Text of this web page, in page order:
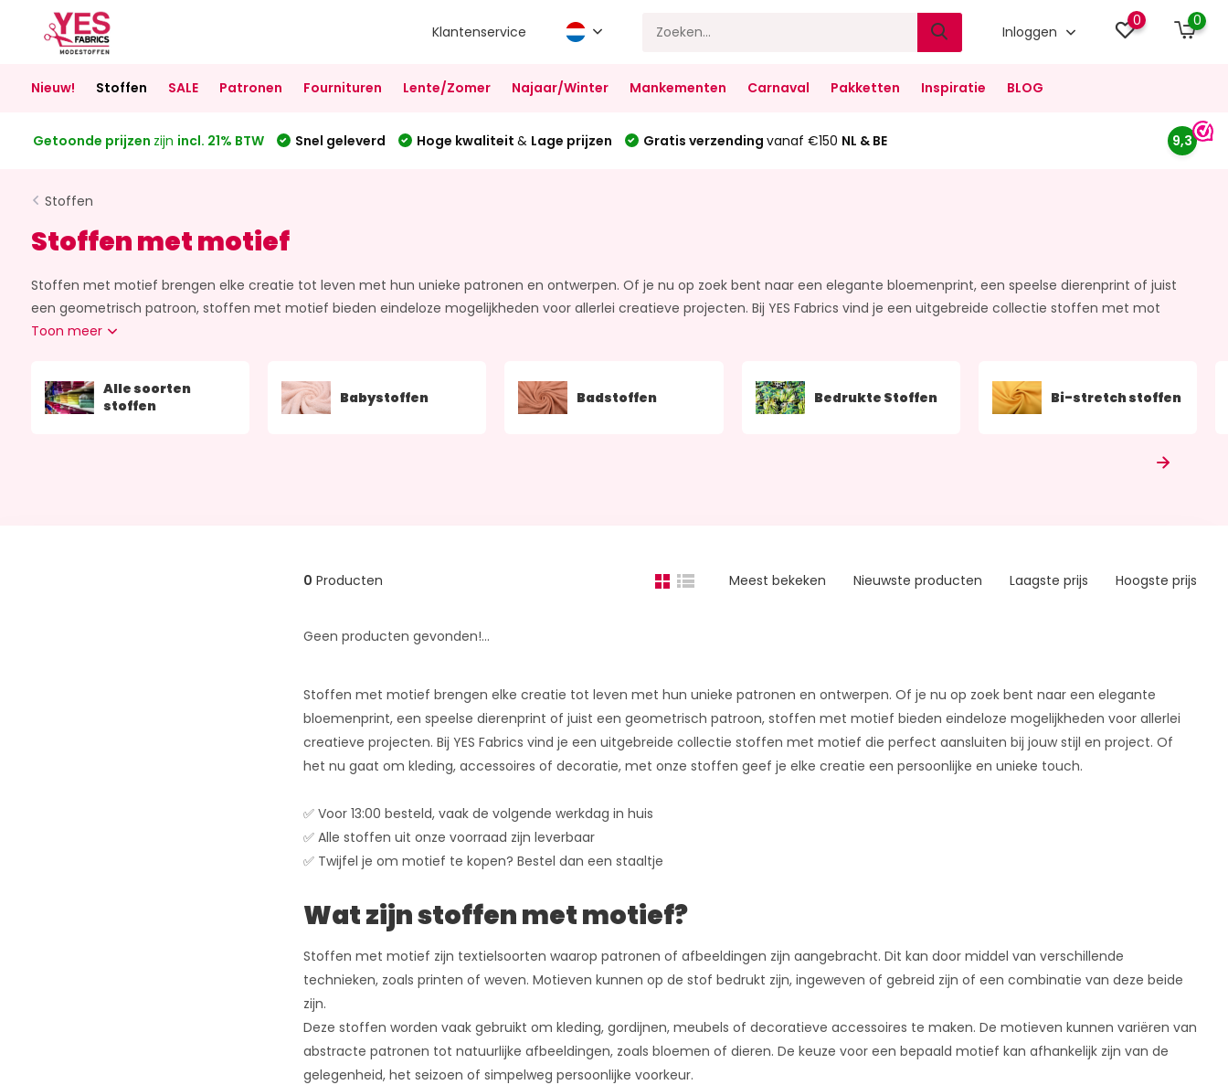
Klantenservice Inloggen
0 0
Nieuw! Stoffen SALE Patronen Fournituren Lente/Zomer Najaar/Winter Mankementen Carnaval Pakketten Inspiratie BLOG
Getoonde prijzen zijn incl. 21% BTW Snel geleverd Hoge kwaliteit & Lage prijzen Gratis verzending vanaf €150 NL & BE 9,3
Stoffen
Stoffen met motief
Stoffen met motief brengen elke creatie tot leven met hun unieke patronen en ontwerpen. Of je nu op zoek bent naar een elegante bloemenprint, een speelse dierenprint of juist
een geometrisch patroon, stoffen met motief bieden eindeloze mogelijkheden voor allerlei creatieve projecten. Bij YES Fabrics vind je een uitgebreide collectie stoffen met mot
Toon meer
Alle soorten
stoffen
Babystoffen Badstoffen Bedrukte Stoffen Bi-stretch stoffen
0 Producten Meest bekeken Nieuwste producten Laagste prijs Hoogste prijs
Geen producten gevonden!...
Stoffen met motief brengen elke creatie tot leven met hun unieke patronen en ontwerpen. Of je nu op zoek bent naar een elegante
bloemenprint, een speelse dierenprint of juist een geometrisch patroon, stoffen met motief bieden eindeloze mogelijkheden voor allerlei
creatieve projecten. Bij YES Fabrics vind je een uitgebreide collectie stoffen met motief die perfect aansluiten bij jouw stijl en project. Of
het nu gaat om kleding, accessoires of decoratie, met onze stoffen geef je elke creatie een persoonlijke en unieke touch.
✅ Voor 13:00 besteld, vaak de volgende werkdag in huis
✅ Alle stoffen uit onze voorraad zijn leverbaar
✅ Twijfel je om motief te kopen? Bestel dan een staaltje
Wat zijn stoffen met motief?
Stoffen met motief zijn textielsoorten waarop patronen of afbeeldingen zijn aangebracht. Dit kan door middel van verschillende
technieken, zoals printen of weven. Motieven kunnen op de stof bedrukt zijn, ingeweven of gebreid zijn of een combinatie van deze beide
zijn.
Deze stoffen worden vaak gebruikt om kleding, gordijnen, meubels of decoratieve accessoires te maken. De motieven kunnen variëren van
abstracte patronen tot natuurlijke afbeeldingen, zoals bloemen of dieren. De keuze voor een bepaald motief kan afhankelijk zijn van de
gelegenheid, het seizoen of simpelweg persoonlijke voorkeur.